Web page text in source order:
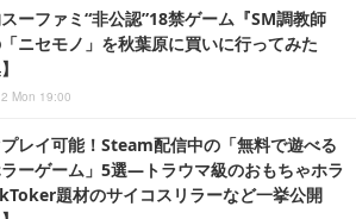
ーファミ“非公認”18禁ゲーム『SM調教師
ニセモノ」を秋葉原に買いに行ってみた
Mon 19:00
レイ可能！Steam配信中の「無料で遊べる
ーゲーム」5選―トラウマ級のおもちゃホラ
題材のサイコスリラーなど一挙公開